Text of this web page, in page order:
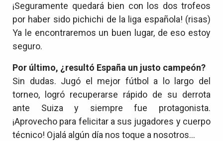
¡Seguramente quedará bien con los dos trofeos
por haber sido pichichi de la liga española! (risas)
Ya le encontraremos un buen lugar, de eso estoy
seguro.
Por último, ¿resultó España un justo campeón?
Sin dudas. Jugó el mejor fútbol a lo largo del
torneo, logró recuperarse rápido de su derrota
ante Suiza y siempre fue protagonista.
¡Aprovecho para felicitar a sus jugadores y cuerpo
técnico! Ojalá algún día nos toque a nosotros…